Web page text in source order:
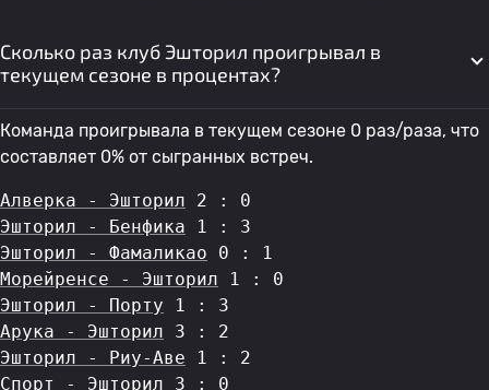
Сколько раз клуб Эшторил проигрывал в
текущем сезоне в процентах?
Команда проигрывала в текущем сезоне 0 раз/раза, что
составляет 0% от сыгранных встреч.
Алверка - Эшторил 2 : 0
Эшторил - Бенфика 1 : 3
Эшторил - Фамаликао 0 : 1
Морейренсе - Эшторил 1 : 0
Эшторил - Порту 1 : 3
Арука - Эшторил 3 : 2
Эшторил - Риу-Аве 1 : 2
Спорт - Эшторил 3 : 0